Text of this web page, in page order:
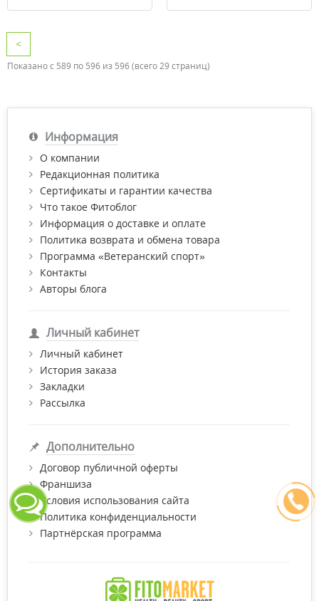
<
Показано с 589 по 596 из 596 (всего 29 страниц)
Информация
О компании
Редакционная политика
Сертификаты и гарантии качества
Что такое Фитоблог
Информация о доставке и оплате
Политика возврата и обмена товара
Программа «Ветеранский спорт»
Контакты
Авторы блога
Личный кабинет
Личный кабинет
История заказа
Закладки
Рассылка
Дополнительно
Договор публичной оферты
Франшиза
Условия использования сайта
Политика конфиденциальности
Партнёрская программа